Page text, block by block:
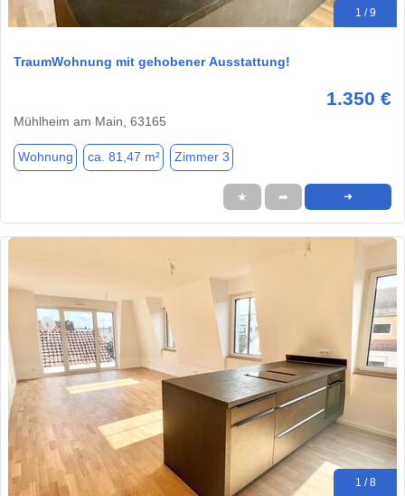
1 / 9
TraumWohnung mit gehobener Ausstattung!
1.350 €
Mühlheim am Main, 63165
Wohnung ca. 81,47 m² Zimmer 3
★ ➦ ➜
1 / 8